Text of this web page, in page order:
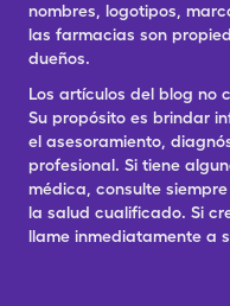
nombres, logotipos,
las farmacias son
dueños.
Los artículos del blog no
Su propósito es brindar
el asesoramiento,
profesional. Si tiene
médica, consulte
la salud cualificado. Si
llame inmediatamente a